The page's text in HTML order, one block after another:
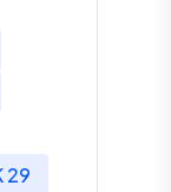
29